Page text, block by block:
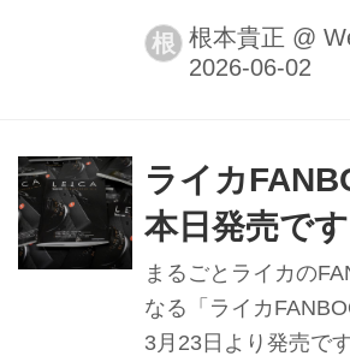
根 根本貴正 @
ライカ
本日発売です
まるごとライカの
なる「ライカ
3月23日より発売です